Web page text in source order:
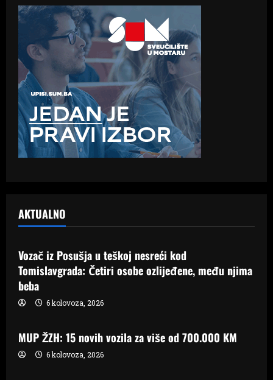
AKTUALNO
Novosti
Vozač iz Posušja u teškoj nesreći kod
Tomislavgrada: Četiri osobe ozlijeđene, među njima
beba
6 kolovoza, 2026
Novosti
MUP ŽZH: 15 novih vozila za više od 700.000 KM
6 kolovoza, 2026
Novosti